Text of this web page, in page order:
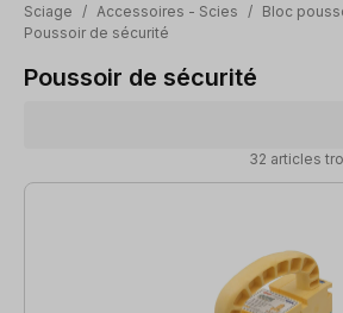
Sciage / Accessoires - Scies / Bloc
Poussoir de sécurité
Poussoir de sécurité
32 articles
32 articles trouvés